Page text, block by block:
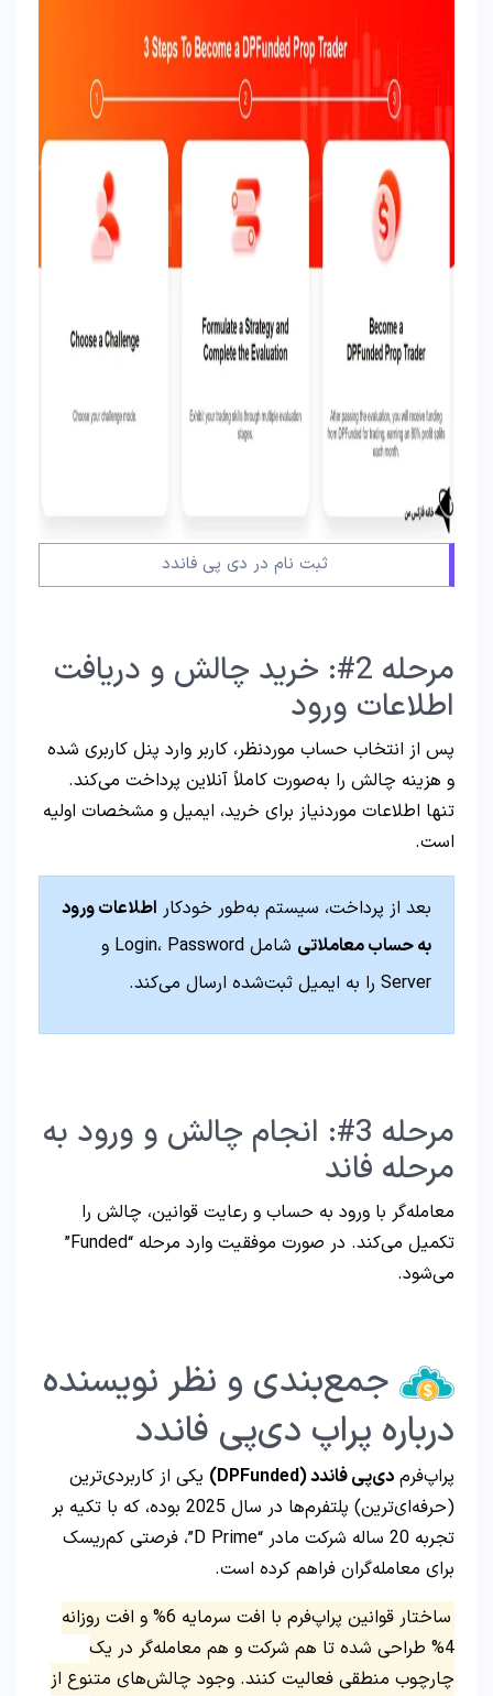
ثبت نام در دی پی فاندد
مرحله 2#: خرید چالش و دریافت
اطلاعات ورود
پس از انتخاب حساب موردنظر، کاربر وارد پنل کاربری شده
و هزینه چالش را به‌صورت کاملاً آنلاین پرداخت می‌کند.
تنها اطلاعات موردنیاز برای خرید، ایمیل و مشخصات اولیه
است.
بعد از پرداخت، سیستم به‌طور خودکار اطلاعات ورود
به حساب معاملاتی
شامل Login، Password و
Server را به ایمیل ثبت‌شده ارسال می‌کند.
مرحله 3#: انجام چالش و ورود به
مرحله فاند
معامله‌گر با ورود به حساب و رعایت قوانین، چالش را
تکمیل می‌کند. در صورت موفقیت وارد مرحله “Funded”
می‌شود.
جمع‌بندی و نظر نویسنده
درباره پراپ دی‌پی فاندد
پراپ‌فرم دی‌پی فاندد(DPFunded)
یکی از کاربردی‌ترین
(حرفه‌ای‌ترین) پلتفرم‌ها در سال 2025 بوده، که با تکیه بر
تجربه 20 ساله شرکت مادر “D Prime”، فرصتی کم‌ریسک
برای معامله‌گران فراهم کرده است.
ساختار قوانین پراپ‌فرم با افت سرمایه 6% و افت روزانه
4% طراحی شده تا هم شرکت و هم معامله‌گر در یک
چارچوب منطقی فعالیت کنند. وجود چالش‌های متنوع از